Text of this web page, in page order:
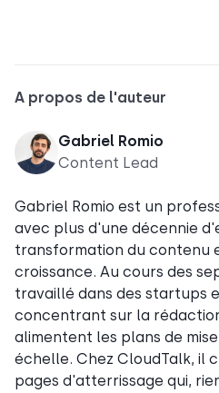
A propos de l'auteur
Gabriel Romio
Content Lead
Gabriel Romio est un
avec plus d'une décennie
transformation du contenu
croissance. Au cours des
travaillé dans des startups
concentrant sur la
alimentent les plans de
échelle. Chez CloudTalk, il
pages d'atterrissage qui,